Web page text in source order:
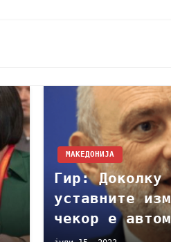
МАКЕДОНИЈА
Гир: Доколку
уставните
чекор е